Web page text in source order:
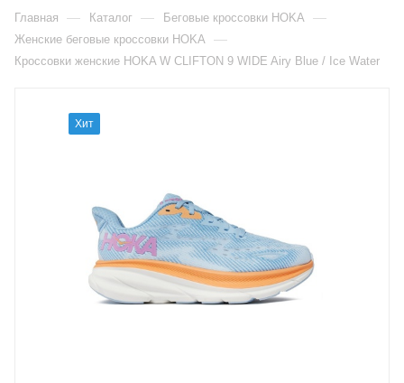
Главная — Каталог — Беговые кроссовки HOKA —
Женские беговые кроссовки HOKA —
Кроссовки женские HOKA W CLIFTON 9 WIDE Airy Blue / Ice Water
Хит